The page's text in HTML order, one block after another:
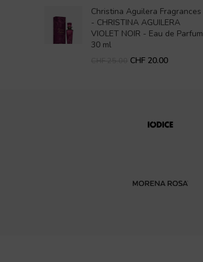
Christina Aguilera Fragrances
- CHRISTINA AGUILERA
VIOLET NOIR - Eau de Parfum
30 ml
CHF 20.00